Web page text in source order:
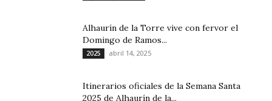
Alhaurín de la Torre vive con fervor el
Domingo de Ramos...
2025 abril 14, 2025
Itinerarios oficiales de la Semana Santa
2025 de Alhaurín de la...